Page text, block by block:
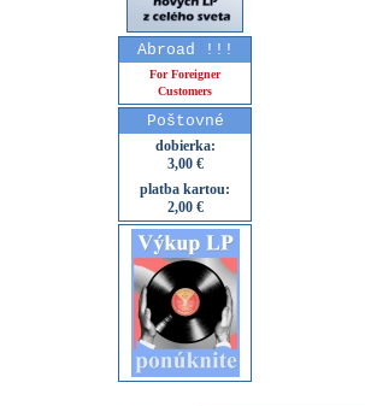
Abroad !!!
For Foreigner
Customers
Poštovné
dobierka:
3,00 €
platba kartou:
2,00 €